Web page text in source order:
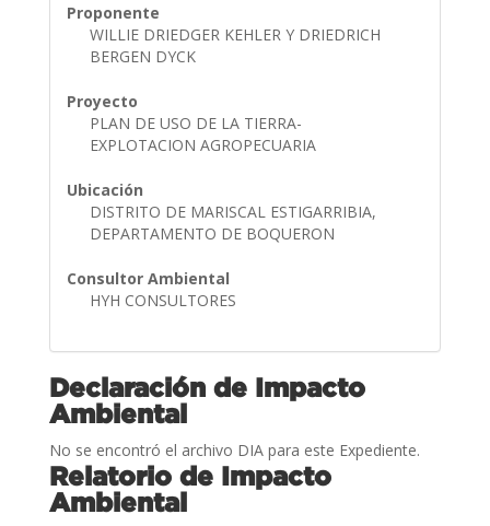
Proponente
WILLIE DRIEDGER KEHLER Y DRIEDRICH
BERGEN DYCK
Proyecto
PLAN DE USO DE LA TIERRA-
EXPLOTACION AGROPECUARIA
Ubicación
DISTRITO DE MARISCAL ESTIGARRIBIA,
DEPARTAMENTO DE BOQUERON
Consultor Ambiental
HYH CONSULTORES
Declaración de Impacto
Ambiental
No se encontró el archivo DIA para este Expediente.
Relatorio de Impacto
Ambiental